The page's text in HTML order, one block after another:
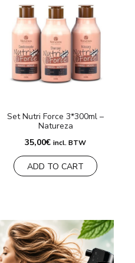
Set Nutri Force 3*300ml –
Natureza
35,00€ incl. BTW
ADD TO CART